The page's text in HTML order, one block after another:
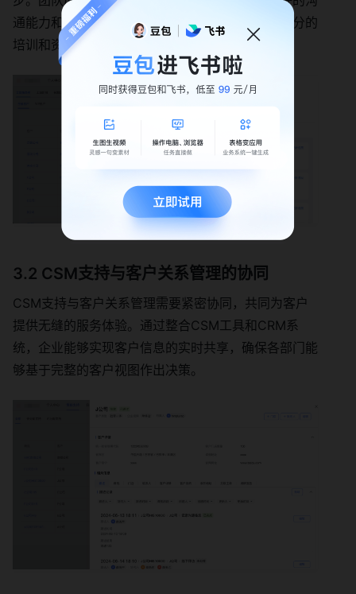
通能力和问题解决能力。此外，企业还需要提供充分的
培训和资源，以支持团队的工作。
3.2 CSM支持与客户关系管理的协同
CSM支持与客户关系管理需要紧密协同，共同为客户
提供无缝的服务体验。通过整合CSM工具和CRM系
统，企业能够实现客户信息的实时共享，确保各部门能
够基于完整的客户视图作出决策。